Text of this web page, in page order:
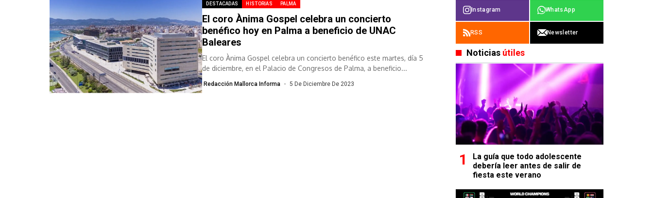
DESTACADAS HISTORIAS PALMA
El coro Ànima Gospel celebra un concierto
benéfico hoy en Palma a beneficio de UNAC
Baleares
El coro Ànima Gospel celebra un concierto benéfico este martes, día 5
de diciembre, en el Palacio de Congresos de Palma, a beneficio...
Redacción Mallorca Informa 5 De Diciembre De 2023
Instagram WhatsApp
RSS Newsletter
Noticias útiles
La guía que todo adolescente
debería leer antes de salir de
fiesta este verano